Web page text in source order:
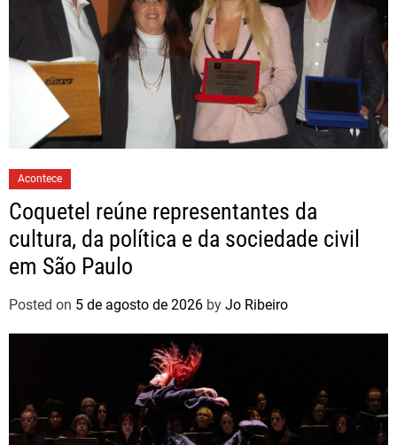
Acontece
Coquetel reúne representantes da
cultura, da política e da sociedade civil
em São Paulo
Posted on 5 de agosto de 2026 by Jo Ribeiro